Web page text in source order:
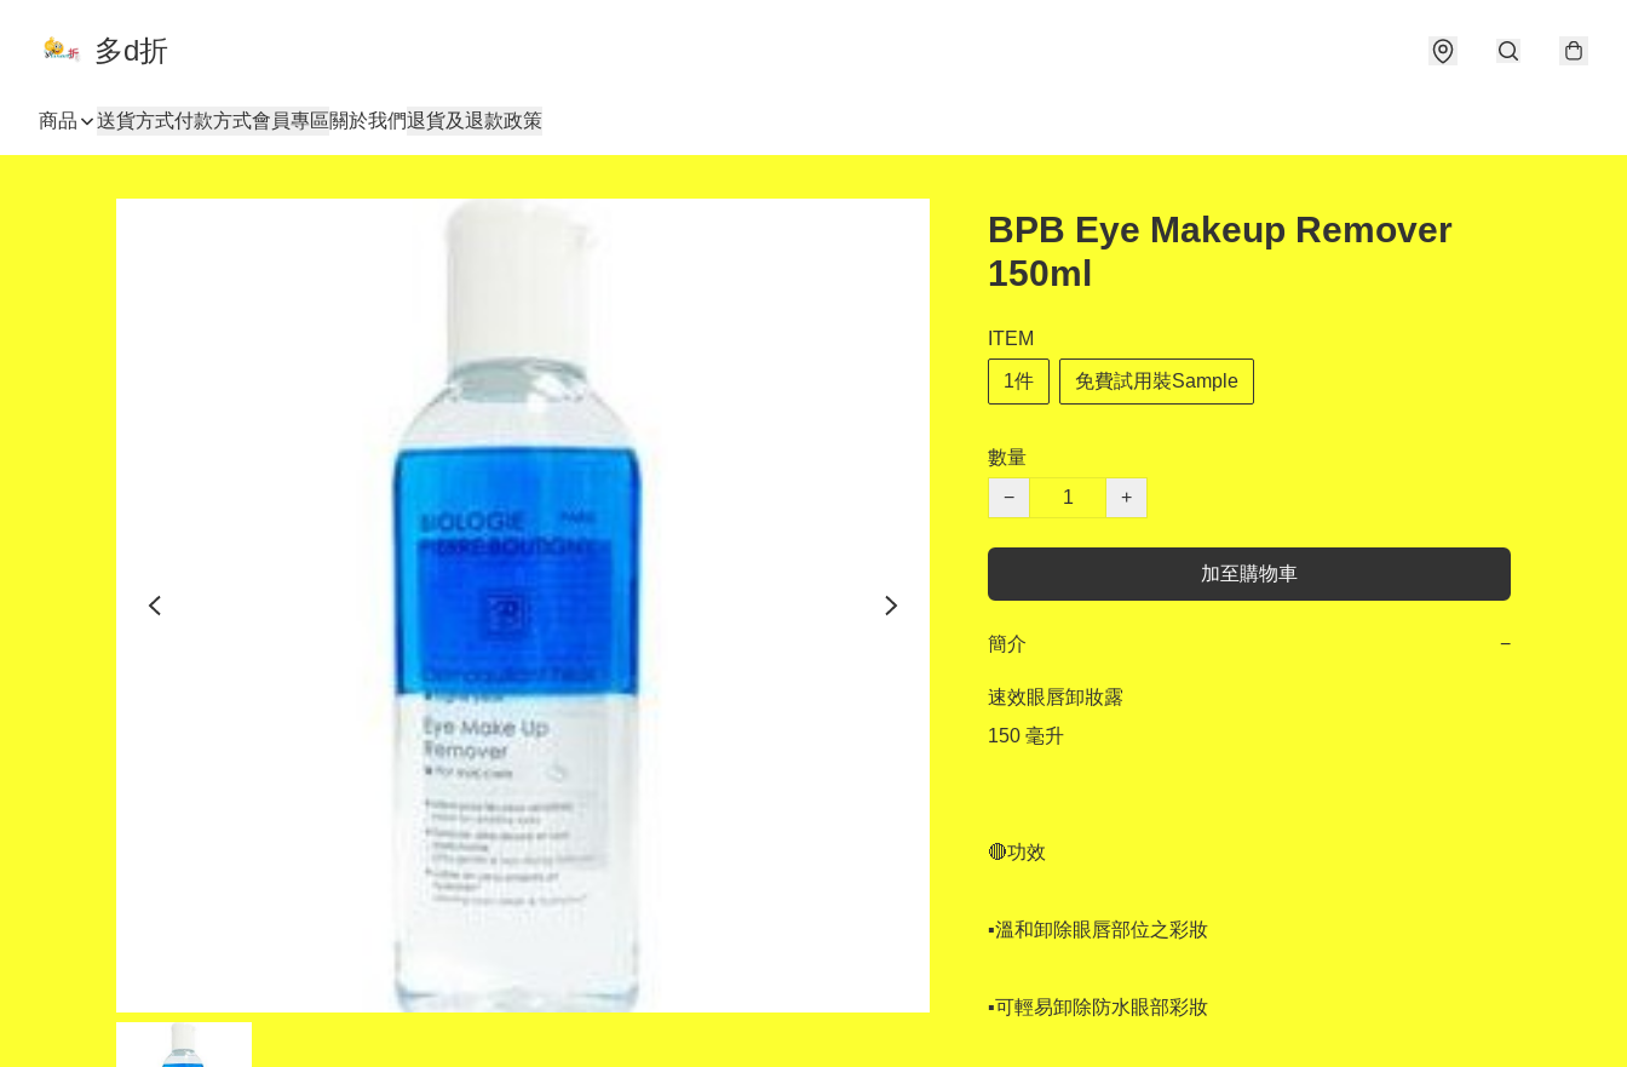
多d折
商品 送貨方式付款方式會員專區關於我們退貨及退款政策
BPB Eye Makeup Remover
150ml
ITEM
1件 免費試用裝Sample
數量
−
+
加至購物車
簡介 −
速效眼唇卸妝露
150 毫升
🔴功效
▪溫和卸除眼唇部位之彩妝
▪可輕易卸除防水眼部彩妝